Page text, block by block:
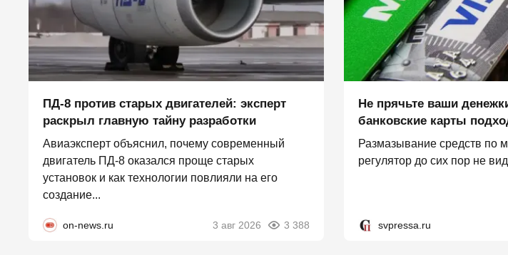
ПД-8 против старых двигателей: эксперт
раскрыл главную тайну разработки
Авиаэксперт объяснил, почему современный
двигатель ПД-8 оказался проще старых
установок и как технологии повлияли на его
создание...
on-news.ru 3 авг 2026 3 388
Не прячьте ваши
банковские карты
Размазывание средств по
регулятор до сих пор не
svpressa.ru